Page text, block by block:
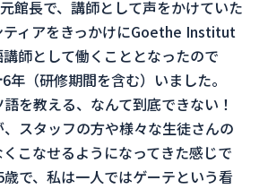
館長で、講師として声をかけていた
ティアをきっかけにGoethe Institut
師として働くこととなったので
年（研修期間を含む）いました。
を教える、なんて到底できない！
スタッフの方や様々な生徒さんの
こなせるようになってきた感じで
で、私は一人ではゲーテという看